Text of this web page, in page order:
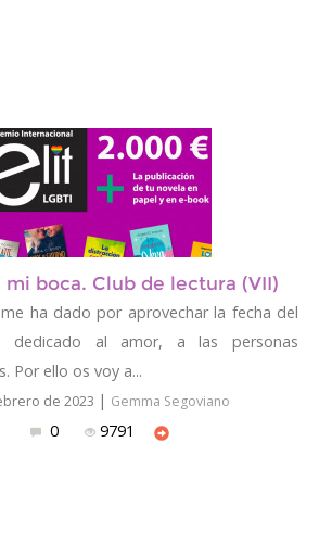
mi boca. Club de lectura (VII)
ha dado por aprovechar la fecha del
dedicado al amor, a las personas
Por ello os voy a...
de 2023 | Gemma Segoviano
0 9791